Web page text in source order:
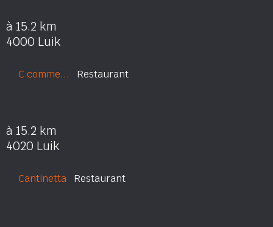
à 15.2 km
4000 Luik
C comme... Restaurant
à 15.2 km
4020 Luik
Cantinetta Restaurant